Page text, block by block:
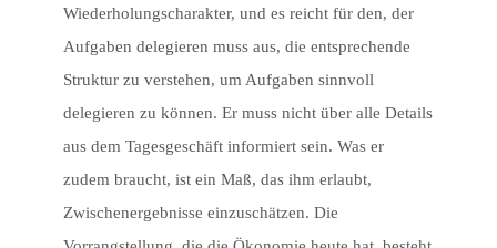
Wiederholungscharakter, und es reicht für den, der
Aufgaben delegieren muss aus, die entsprechende
Struktur zu verstehen, um Aufgaben sinnvoll
delegieren zu können. Er muss nicht über alle Details
aus dem Tagesgeschäft informiert sein. Was er
zudem braucht, ist ein Maß, das ihm erlaubt,
Zwischenergebnisse einzuschätzen. Die